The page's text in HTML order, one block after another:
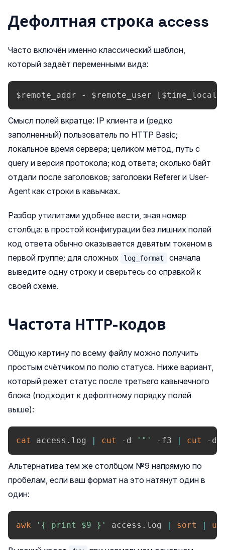
Дефолтная строка access
Часто включён именно классический шаблон,
который задаёт переменными вида:
$remote_addr - $remote_user
Смысл полей вкратце: IP клиента и (редко
заполненный) пользователь по HTTP Basic;
локальное время сервера; целиком метод, путь с
query и версия протокола; код ответа; сколько байт
отдали после заголовков; заголовки Referer и User-
Agent как строки в кавычках.
Разбор утилитами удобнее вести, зная номер
столбца: в простой конфигурации без лишних полей
код ответа обычно оказывается девятым токеном в
первой группе; для сложных
log_format
сначала
выведите одну строку и сверьтесь со справкой к
своей схеме.
Частота HTTP-кодов
Общую картину по всему файлу можно получить
простым счётчиком по полю статуса. Ниже вариант,
который режет статус после третьего кавычечного
блока (подходит к дефолтному порядку полей
выше):
cat access.log | cut -d '"' -f3 | cut -d
Альтернатива тем же столбцом №9 напрямую по
пробелам, если ваш формат на это натянут один в
один:
awk '{ print $9 }' access.log | sort |